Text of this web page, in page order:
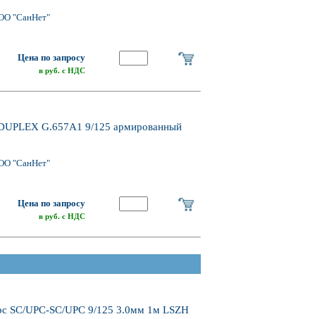
"СанНет"
Цена по запросу
в руб. с НДС
G.657A1 9/125 армированный
"СанНет"
Цена по запросу
в руб. с НДС
SC/UPC-SC/UPC 9/125 3.0мм 1м LSZH